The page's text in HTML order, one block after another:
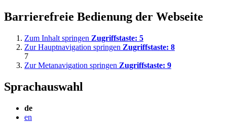
Barrierefreie Bedienung der Webseite
Zum Inhalt springen Zugriffstaste: 5
Zur Hauptnavigation springen Zugriffstaste: 8
7
Zur Metanavigation springen Zugriffstaste: 9
Sprachauswahl
de
en